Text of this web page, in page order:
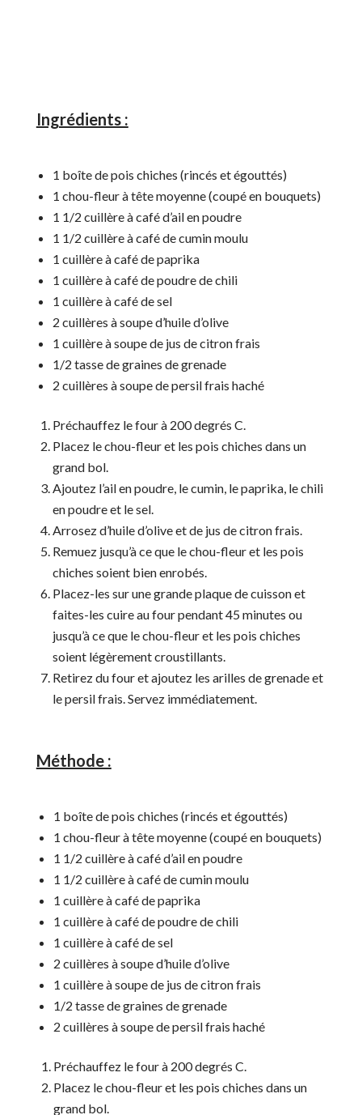
Ingrédients :
1 boîte de pois chiches (rincés et égouttés)
1 chou-fleur à tête moyenne (coupé en bouquets)
1 1/2 cuillère à café d’ail en poudre
1 1/2 cuillère à café de cumin moulu
1 cuillère à café de paprika
1 cuillère à café de poudre de chili
1 cuillère à café de sel
2 cuillères à soupe d’huile d’olive
1 cuillère à soupe de jus de citron frais
1/2 tasse de graines de grenade
2 cuillères à soupe de persil frais haché
Préchauffez le four à 200 degrés C.
Placez le chou-fleur et les pois chiches dans un
grand bol.
Ajoutez l’ail en poudre, le cumin, le paprika, le chili
en poudre et le sel.
Arrosez d’huile d’olive et de jus de citron frais.
Remuez jusqu’à ce que le chou-fleur et les pois
chiches soient bien enrobés.
Placez-les sur une grande plaque de cuisson et
faites-les cuire au four pendant 45 minutes ou
jusqu’à ce que le chou-fleur et les pois chiches
soient légèrement croustillants.
Retirez du four et ajoutez les arilles de grenade et
le persil frais. Servez immédiatement.
Méthode :
1 boîte de pois chiches (rincés et égouttés)
1 chou-fleur à tête moyenne (coupé en bouquets)
1 1/2 cuillère à café d’ail en poudre
1 1/2 cuillère à café de cumin moulu
1 cuillère à café de paprika
1 cuillère à café de poudre de chili
1 cuillère à café de sel
2 cuillères à soupe d’huile d’olive
1 cuillère à soupe de jus de citron frais
1/2 tasse de graines de grenade
2 cuillères à soupe de persil frais haché
Préchauffez le four à 200 degrés C.
Placez le chou-fleur et les pois chiches dans un
grand bol.